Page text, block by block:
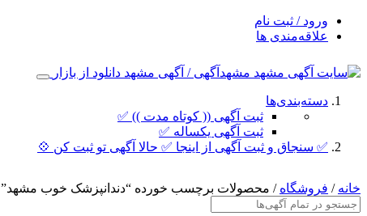
ورود / ثبت نام
علاقه‌مندی ها
دسته‌بندی‌ها
ثبت آگهی (( کوتاه مدت )) ✅
ثبت آگهی یکساله ✅
✅ سنجاق و ثبت آگهی از اینجا ✅ حالا آگهی تو ثبت کن 💠
خانه / فروشگاه / محصولات برچسب خورده “دندانپزشک خوب مشهد”